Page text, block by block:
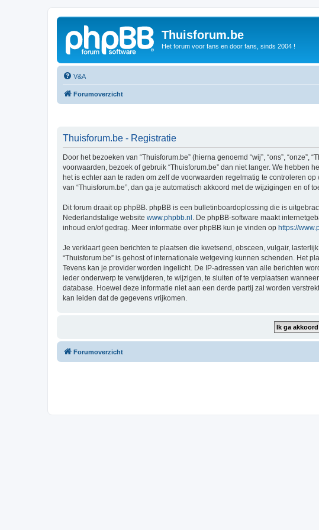
Thuisforum.be
Het forum voor fans en door fans, sinds 2004 !
V&A
Forumoverzicht
Thuisforum.be - Registratie
Door het bezoeken van “Thuisforum.be” (hierna genoemd “wij”, “ons”,
voorwaarden, bezoek of gebruik “Thuisforum.be” dan niet langer. We
het is echter aan te raden om zelf de voorwaarden regelmatig te controleren
van “Thuisforum.be”, dan ga je automatisch akkoord met de wijzigingen en of
Dit forum draait op phpBB. phpBB is een bulletinboardoplossing die is
Nederlandstalige website www.phpbb.nl . De phpBB-software maakt
inhoud en/of gedrag. Meer informatie over phpBB kun je vinden op https://
Je verklaart geen berichten te plaatsen die kwetsend, obsceen, vulgair,
“Thuisforum.be” is gehost of internationale wetgeving kunnen schenden. Het
Tevens kan je provider worden ingelicht. De IP-adressen van alle berichten
ieder onderwerp te verwijderen, te wijzigen, te sluiten of te verplaatsen
database. Hoewel deze informatie niet aan een derde partij zal worden
kan leiden dat de gegevens vrijkomen.
Forumoverzicht